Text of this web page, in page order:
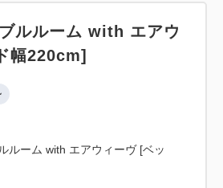
ルルーム with エアウ
幅220cm]
ルーム with エアウィーヴ [ベッ